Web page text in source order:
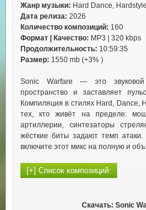
Жанр музыки: Hard Dance,
Дата релиза: 2026
Количество композиций: 160
Формат | Качество: MP3 | 320 kbps
Продолжительность: 10:59:35
Размер: 1550 mb (+3% )
Sonic Warfare — это звуковой
пространство и заставляет
Компиляция в стилях Hard, Dance,
тех, кто живёт на пределе:
артиллерии, синтезаторы
жёсткие биты задают темп
включите этот микс на полную и
Скачать: Sonic